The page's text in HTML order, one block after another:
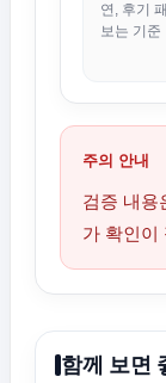
연, 후기
보는 기준
주의 안내
검증 내용
가 확인이
함께 보면